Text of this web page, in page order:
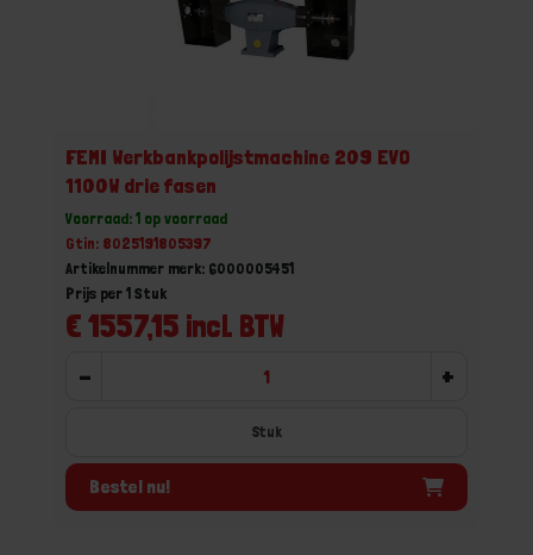
FEMI Werkbankpolijstmachine 209 EVO
1100W drie fasen
Voorraad: 1 op voorraad
Gtin: 8025191805397
Artikelnummer merk: 6000005451
€ 1557,15 incl. BTW
Prijs per 1 Stuk
- +
Stuk
Bestel nu!